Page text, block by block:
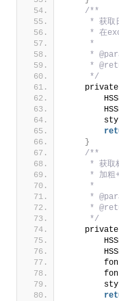
/**
* 获取
* 在
     *
*
*
     */
}
/**
* 获取
* 加粗
     *
*
*
     */